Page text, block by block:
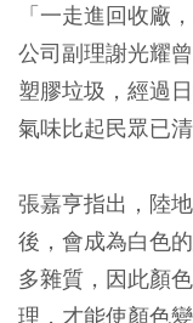
「一走進回收廠
公司副理謝光耀
塑膠垃圾，經過
氣味比起民眾已
張嘉亨指出，陸
後，會成為白色
多雜質，因此顏
理，才能使顏色